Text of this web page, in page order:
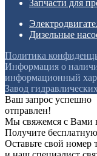
Запчасти для
Дизельные
Политика
Информация о
информационный
Завод
Ваш запрос успешно
отправлен!
Мы свяжемся с Вами
Получите
Оставьте свой номер